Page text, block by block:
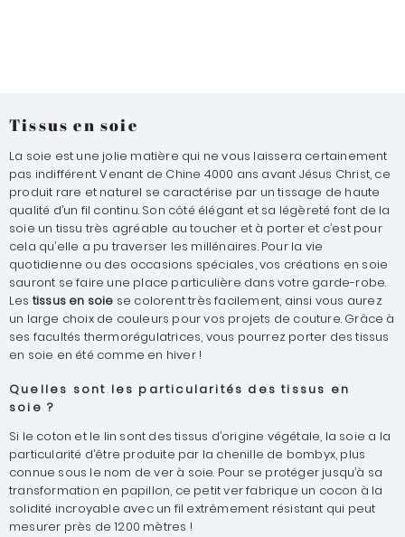
Tissus en soie
La soie est une jolie matière qui ne vous laissera certainement
pas indifférent. Venant de Chine 4000 ans avant Jésus Christ, ce
produit rare et naturel se caractérise par un tissage de haute
qualité d’un fil continu. Son côté élégant et sa légèreté font de la
soie un tissu très agréable au toucher et à porter et c’est pour
cela qu’elle a pu traverser les millénaires. Pour la vie
quotidienne ou des occasions spéciales, vos créations en soie
sauront se faire une place particulière dans votre garde-robe.
Les tissus en soie se colorent très facilement, ainsi vous aurez
un large choix de couleurs pour vos projets de couture. Grâce à
ses facultés thermorégulatrices, vous pourrez porter des tissus
en soie en été comme en hiver !
Quelles sont les particularités des tissus en
soie ?
Si le coton et le lin sont des tissus d’origine végétale, la soie a la
particularité d’être produite par la chenille de bombyx, plus
connue sous le nom de ver à soie. Pour se protéger jusqu’à sa
transformation en papillon, ce petit ver fabrique un cocon à la
solidité incroyable avec un fil extrêmement résistant qui peut
mesurer près de 1200 mètres !